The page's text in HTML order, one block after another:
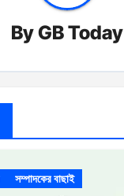
ByGB Today
সম্পাদকের বাছাই